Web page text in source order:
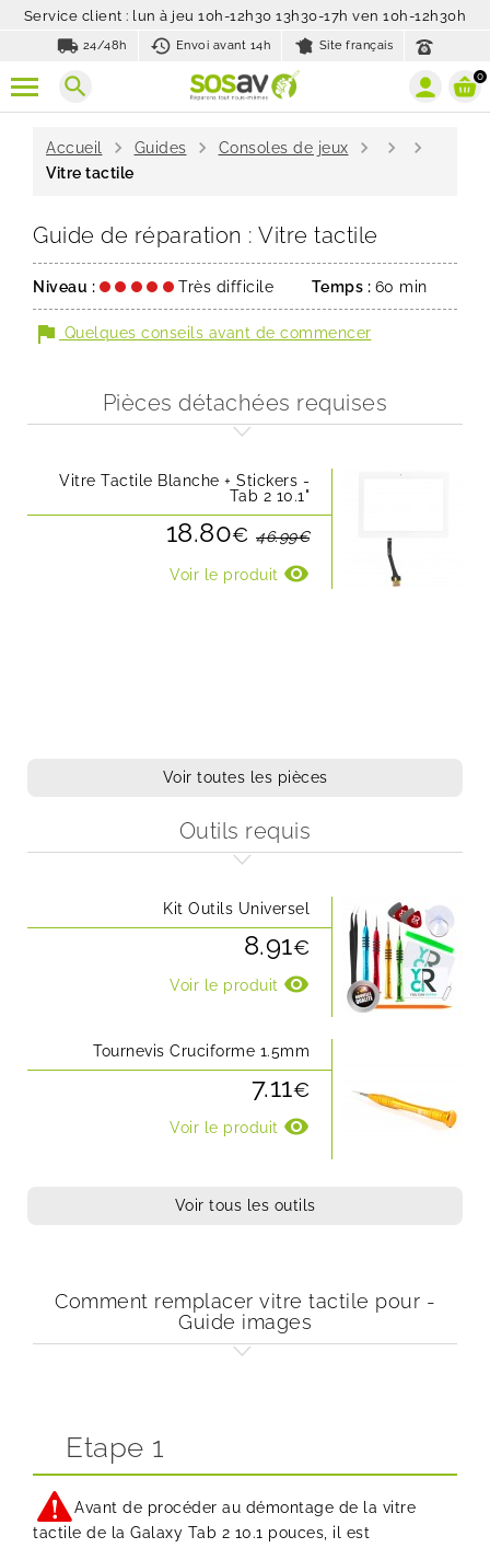
Service client : lun à jeu 10h-12h30 13h30-17h ven 10h-12h30h
local_shipping 24/48h history_toggle_off
Envoi avant 14h Site français
search 0
Accueil chevron_right Guides chevron_right Consoles de jeux chevron_right chevron_right chevron_right
Vitre tactile
Guide de réparation : Vitre tactile
Niveau : Très difficile Temps : 60 min
flag Quelques conseils avant de commencer
Pièces détachées requises
Vitre Tactile Blanche + Stickers -
Tab 2 10.1"
18.80€ 46.99€
Voir le produit visibility
Voir toutes les pièces
Outils requis
Kit Outils Universel
8.91€
Voir le produit visibility
Tournevis Cruciforme 1.5mm
7.11€
Voir le produit visibility
Voir tous les outils
Comment remplacer vitre tactile pour -
Guide images
Etape 1
Avant de procéder au démontage de la vitre
tactile de la Galaxy Tab 2 10.1 pouces, il est